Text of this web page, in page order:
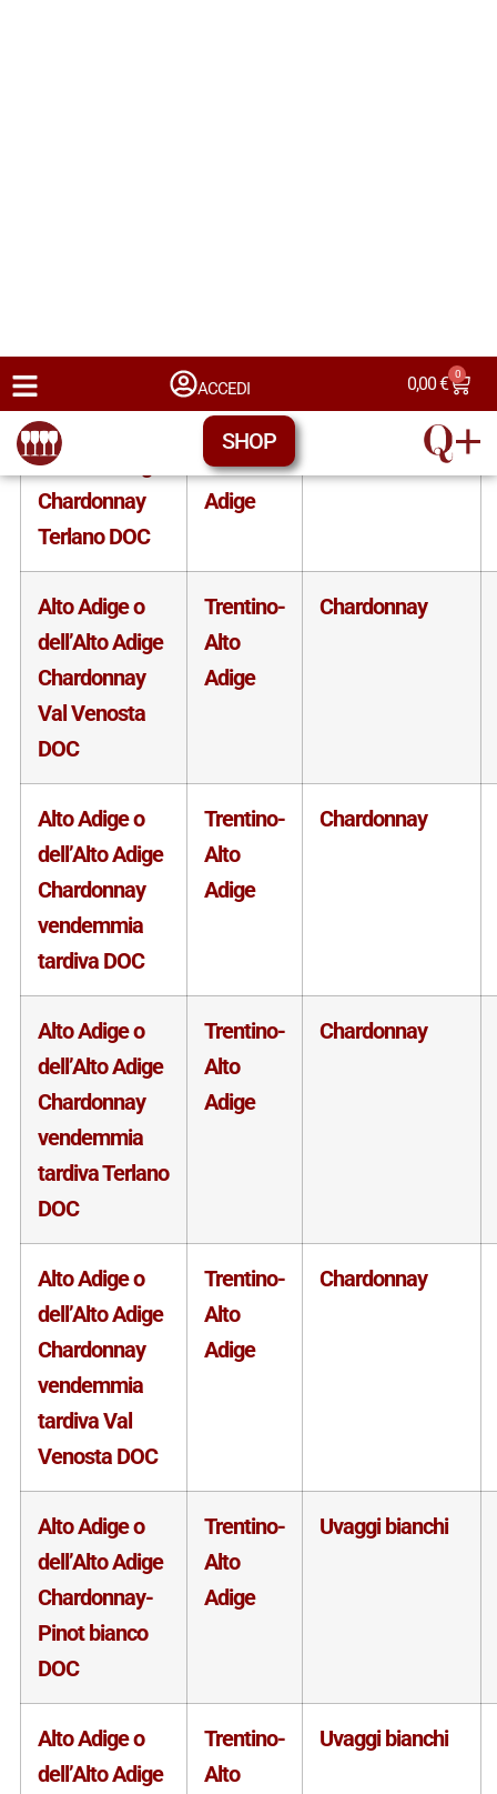
Venosta DOC
Alto Adige o
dell’Alto Adige
Chardonnay
Terlano DOC
Trentino-
Alto
Adige
Chardonnay
Alto Adige o
dell’Alto Adige
Chardonnay
Val Venosta
DOC
Trentino-
Alto
Adige
Chardonnay
Alto Adige o
dell’Alto Adige
Chardonnay
vendemmia
tardiva DOC
Trentino-
Alto
Adige
Chardonnay
Alto Adige o
dell’Alto Adige
Chardonnay
vendemmia
tardiva Terlano
DOC
Trentino-
Alto
Adige
Chardonnay
Alto Adige o
dell’Alto Adige
Chardonnay
vendemmia
tardiva Val
Venosta DOC
Trentino-
Alto
Adige
Chardonnay
Alto Adige o
dell’Alto Adige
Chardonnay-
Pinot bianco
DOC
Trentino-
Alto
Adige
Uvaggi bianchi
Alto Adige o
dell’Alto Adige
Trentino-
Alto
Uvaggi bianchi